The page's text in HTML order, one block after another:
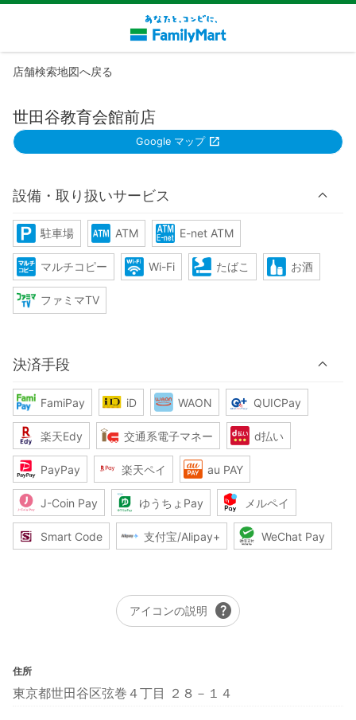
店舗検索地図へ戻る
世田谷教育会館前店
Google マップ
設備・取り扱いサービス
駐車場 ATM E-net ATM
マルチコピー Wi-Fi たばこ お酒
ファミマTV
決済手段
FamiPay iD WAON QUICPay
楽天Edy 交通系電子マネー d払い
PayPay 楽天ペイ au PAY
J-Coin Pay ゆうちょPay メルペイ
Smart Code 支付宝/Alipay+ WeChat Pay
アイコンの説明 help
住所
東京都世田谷区弦巻４丁目 ２８－１４